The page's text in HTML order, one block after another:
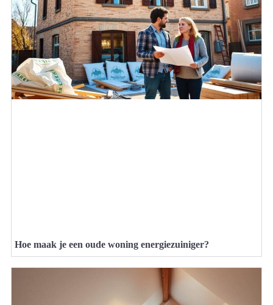
Hoe maak je een oude woning energiezuiniger?